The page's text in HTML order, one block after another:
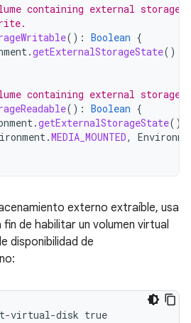
containing external storage
(): Boolean {
.getExternalStorageState()
containing external
(): Boolean {
.getExternalStorageState()
.MEDIA_MOUNTED,
externo extraíble, usa
de habilitar un volumen virtual
disponibilidad de